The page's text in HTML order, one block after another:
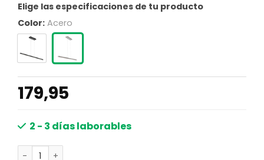
Elige las especificaciones de tu producto
Color: Acero
179,95
2 - 3 días laborables
Lámpara colgante moderna de metal y acero Mexlite